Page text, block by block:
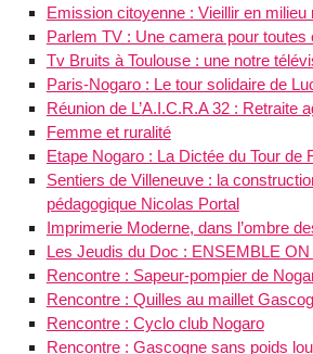
Emission citoyenne : Vieillir en milieu
Parlem TV : Une camera pour toutes
Tv Bruits à Toulouse : une notre
Paris-Nogaro : Le tour solidaire de
Réunion de L’A.I.C.R.A 32 : Retraite
Femme et ruralité
Etape Nogaro : La Dictée du Tour de
Sentiers de Villeneuve : la
pédagogique Nicolas Portal
Imprimerie Moderne, dans l’ombre
Les Jeudis du Doc : ENSEMBLE
Rencontre : Sapeur-pompier de
Rencontre : Quilles au maillet
Rencontre : Cyclo club Nogaro
Rencontre : Gascogne sans poids